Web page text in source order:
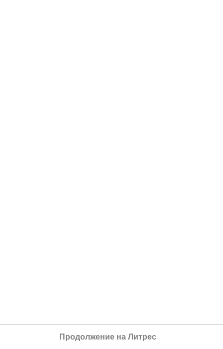
Продолжение на Литрес